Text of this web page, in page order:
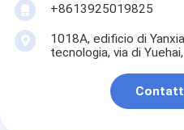
+8613925019825
1018A, edificio di
tecnologia, via di